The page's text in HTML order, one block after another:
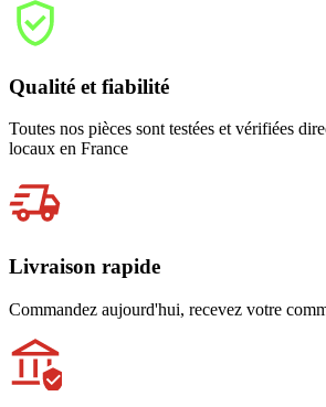
Qualité et fiabilité
Toutes nos pièces sont testées et vérifiées
locaux en France
Livraison rapide
Commandez aujourd'hui, recevez votre